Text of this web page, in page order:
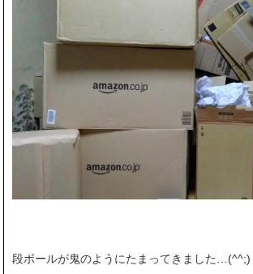
段ボールが鬼のようにたまってきました…(^^;)